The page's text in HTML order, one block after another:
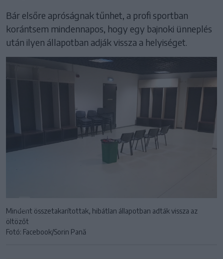
Bár elsőre apróságnak tűnhet, a profi sportban
korántsem mindennapos, hogy egy bajnoki ünneplés
után ilyen állapotban adják vissza a helyiséget.
Mindent összetakarítottak, hibátlan állapotban adták vissza az
öltözőt
Fotó: Facebook/Sorin Pană